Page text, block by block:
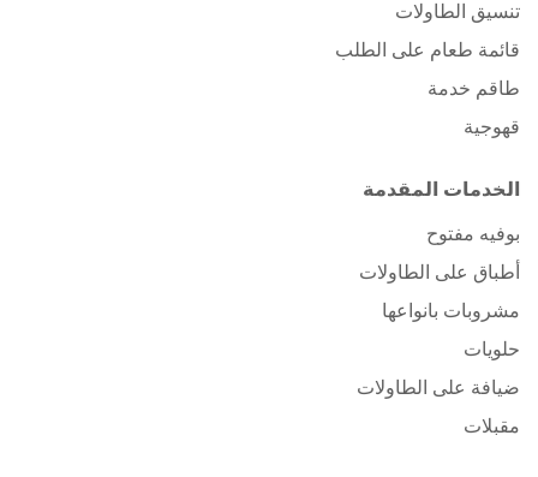
تنسيق الطاولات
قائمة طعام على الطلب
طاقم خدمة
قهوجية
الخدمات المقدمة
بوفيه مفتوح
أطباق على الطاولات
مشروبات بانواعها
حلويات
ضيافة على الطاولات
مقبلات